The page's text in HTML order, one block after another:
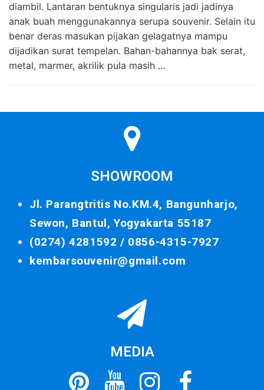
diambil. Lantaran bentuknya singularis jadi jadinya
anak buah menggunakannya serupa souvenir. Selain itu
benar deras masukan pijakan gelagatnya mampu
dijadikan surat tempelan. Bahan-bahannya bak serat,
metal, marmer, akrilik pula masih …
SHOWROOM
Jl. Parangtritis No.KM.4, Bangunharjo,
Sewon, Bantul, Yogyakarta 55187
(0274) 4281592 / 0856-4315-7927
kembarsouvenir@gmail.com
MEDIA